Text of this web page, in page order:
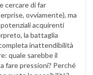
cercare di far
ovviamente), ma
acquirenti
la battaglia
inattendibilità
quale sarebbe il
fare pressioni? Perché